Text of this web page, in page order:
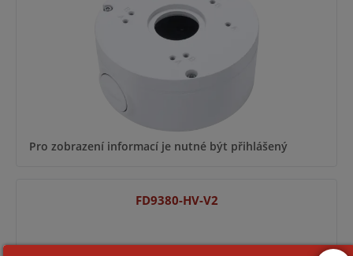
Pro zobrazení informací je nutné být přihlášený
FD9380-HV-V2